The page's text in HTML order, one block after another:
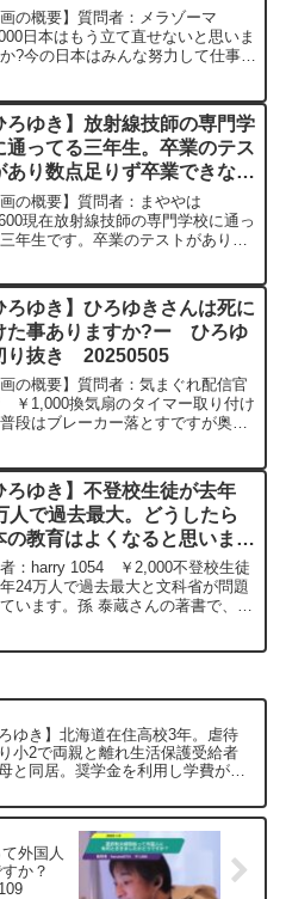
20230323
画の概要】質問者：メラゾーマ
日本はもう立て直せないと思いま
?今の日本はみんな努力して仕事な
したって一定数いるからみんながみ
努力しないと立て直...
ろゆき】放射線技師の専門学
通ってる三年生。卒業のテス
あり数点足りず卒業できなく
た。留年するか諦めて社会人
るかどうしますか？ー ひろ
切り抜き 20250205
画の概要】質問者：まややは
現在放射線技師の専門学校に通っ
年生です。卒業のテストがあり数
思いますがあと数点悔しい結果に終
、留年するか諦めて...
ろゆき】ひろゆきさんは死に
た事ありますか?ー ひろゆ
り抜き 20250505
画の概要】質問者：気まぐれ配信官
￥1,000換気扇のタイマー取り付け
段はブレーカー落とすですが奥間
ょってなり落としませんでした。準
てたらブレーカ...
ろゆき】不登校生徒が去年
人で過去最大。どうしたら
の教育はよくなると思います
ー ひろゆき切り抜き
：harry 1054 ￥2,000不登校生徒
24万人で過去最大と文科省が問題
います。孫 泰蔵さんの著書で、現
ろゆき】北海道在住高校3年。虐待
小2で両親と離れ生活保護受給者
と同居。奨学金を利用し学費が年
ろゆき切り抜き 20250408
外国人
か？